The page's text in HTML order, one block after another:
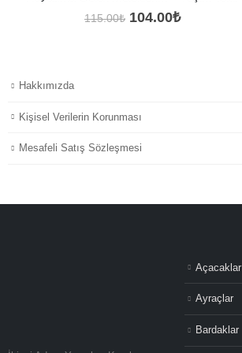
115.00₺ Orijinal
104.00₺Şu
Hakkımızda
Kişisel Verilerin Korunması
Mesafeli Satış Sözleşmesi
Açacaklar
Ayraçlar
Bardaklar